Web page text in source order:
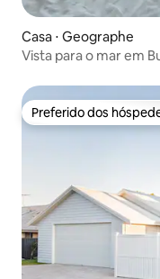
Casa ⋅ Geographe
Vista para o mar em
Preferido dos
Preferido dos